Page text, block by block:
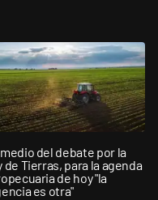
del debate por la
de Tierras, para la agenda
de hoy "la
es otra"